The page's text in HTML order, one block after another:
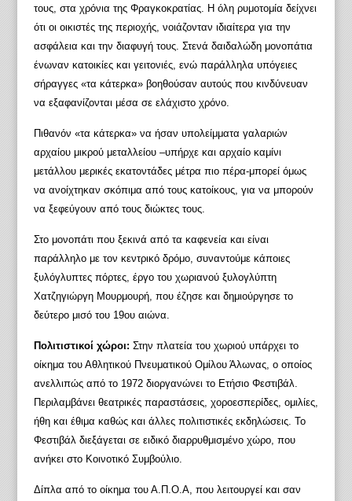
τους, στα χρόνια της Φραγκοκρατίας. Η όλη ρυμοτομία δείχνει
ότι οι οικιστές της περιοχής, νοιάζονταν ιδιαίτερα για την
ασφάλεια και την διαφυγή τους. Στενά δαιδαλώδη μονοπάτια
ένωναν κατοικίες και γειτονιές, ενώ παράλληλα υπόγειες
σήραγγες «τα κάτερκα» βοηθούσαν αυτούς που κινδύνευαν
να εξαφανίζονται μέσα σε ελάχιστο χρόνο.
Πιθανόν «τα κάτερκα» να ήσαν υπολείμματα γαλαριών
αρχαίου μικρού μεταλλείου –υπήρχε και αρχαίο καμίνι
μετάλλου μερικές εκατοντάδες μέτρα πιο πέρα-μπορεί όμως
να ανοίχτηκαν σκόπιμα από τους κατοίκους, για να μπορούν
να ξεφεύγουν από τους διώκτες τους.
Στο μονοπάτι που ξεκινά από τα καφενεία και είναι
παράλληλο με τον κεντρικό δρόμο, συναντούμε κάποιες
ξυλόγλυπτες πόρτες, έργο του χωριανού ξυλογλύπτη
Χατζηγιώργη Μουρμουρή, που έζησε και δημιούργησε το
δεύτερο μισό του 19ου αιώνα.
Πολιτιστικοί χώροι: Στην πλατεία του χωριού υπάρχει το
οίκημα του Αθλητικού Πνευματικού Ομίλου Άλωνας, ο οποίος
ανελλιπώς από το 1972 διοργανώνει το Ετήσιο Φεστιβάλ.
Περιλαμβάνει θεατρικές παραστάσεις, χοροεσπερίδες, ομιλίες,
ήθη και έθιμα καθώς και άλλες πολιτιστικές εκδηλώσεις. Το
Φεστιβάλ διεξάγεται σε ειδικό διαρρυθμισμένο χώρο, που
ανήκει στο Κοινοτικό Συμβούλιο.
Δίπλα από το οίκημα του Α.Π.Ο.Α, που λειτουργεί και σαν